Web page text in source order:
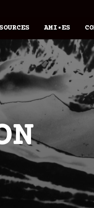
AMI•ES